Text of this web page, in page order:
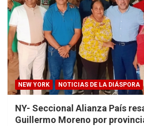
NEW YORK NOTICIAS DE LA DIÁSPORA
NY- Seccional Alianza País
Guillermo Moreno por